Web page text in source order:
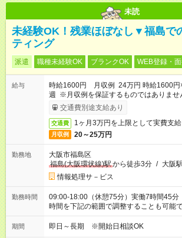
未読
未経験OK！残業ほぼなし▼福島で
ティング
派遣 職種未経験OK ブランクOK WEB登録・
給与
時給1600円 月収例 24万円 時給1600円
週 ※月収例を保証するものではありま
ービス利用可（利用条件有）
交通費別途支給あり
交通費 1ヶ月3万円を上限として実費支給
月収例 20～25万円
勤務地
大阪市福島区
福島(大阪環状線)駅から徒歩3分 / 大阪
情報処理サ－ビス
勤務時間
09:00-18:00（休憩75分）実働7時間45分
時間を下記の範囲で調整することも可能
間 08:45～09:00 ・実働 07:45～08:00
期間 即日～長期 ※開始日相談OK